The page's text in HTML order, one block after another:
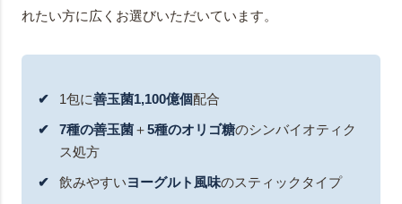
れたい方に広くお選びいただいています。
1包に善玉菌1,100億個配合
7種の善玉菌＋5種のオリゴ糖のシンバイオティク
ス処方
飲みやすいヨーグルト風味のスティックタイプ